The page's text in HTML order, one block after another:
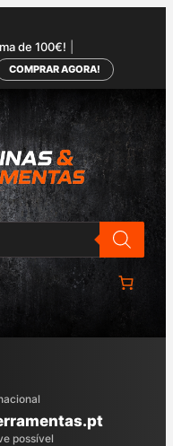
de 100€!
COMPRAR AGORA!
possível